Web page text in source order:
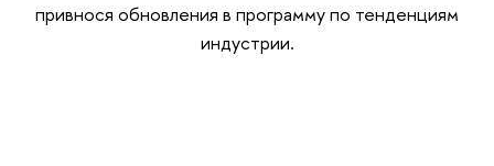
привнося обновления в программу по тенденциям
индустрии.